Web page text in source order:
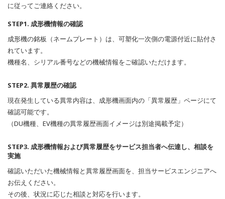
に従ってご連絡ください。
STEP1. 成形機情報の確認
成形機の銘板（ネームプレート）は、可塑化一次側の電源付近に貼付さ
れています。
機種名、シリアル番号などの機械情報をご確認いただけます。
STEP2. 異常履歴の確認
現在発生している異常内容は、成形機画面内の「異常履歴」ページにて
確認可能です。
（DU機種、EV機種の異常履歴画面イメージは別途掲載予定）
STEP3. 成形機情報および異常履歴をサービス担当者へ伝達し、相談を
実施
確認いただいた機械情報と異常履歴画面を、担当サービスエンジニアへ
お伝えください。
その後、状況に応じた相談と対応を行います。